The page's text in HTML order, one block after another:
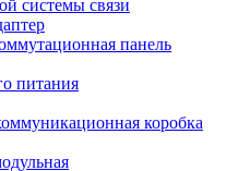
системы связи
панель
питания
коробка